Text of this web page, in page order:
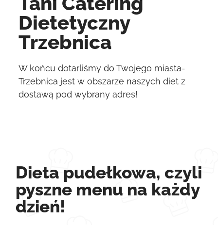
Dietetyczny
Trzebnica
W końcu dotarliśmy do Twojego miasta-
Trzebnica jest w obszarze naszych diet z
dostawą pod wybrany adres!
Dieta pudełkowa, czyli
pyszne menu na każdy
dzień!